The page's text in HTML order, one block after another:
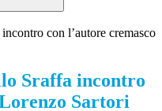
con l’autore cremasco
Sraffa incontro
Sartori